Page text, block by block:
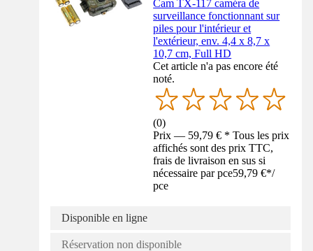
Cam TX-117 caméra de
surveillance fonctionnant sur
piles pour l'intérieur et
l'extérieur, env. 4,4 x 8,7 x
10,7 cm, Full HD
Cet article n'a pas encore été
noté.
(0)
Prix — 59,79 € * Tous les prix
affichés sont des prix TTC,
frais de livraison en sus si
nécessaire par pce59,79 €*/
pce
Disponible en ligne
Réservation non disponible